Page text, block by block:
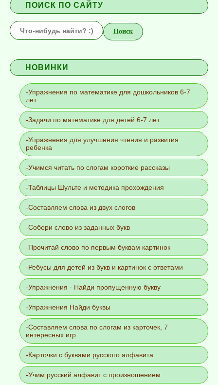
ПОИСК ПО САЙТУ
НОВИНКИ
Упражнения по математике для дошкольников 6-7
лет
Задачи по математике для детей 6-7 лет
Упражнения для улучшения чтения и развития
ребенка
Учимся читать по слогам короткие рассказы
Таблицы Шульте и методика прохождения
Составляем слова из двух слогов
Собери слово из заданных букв
Прочитай слово по первым буквам картинок
Ребусы для детей из букв и картинок с ответами
Упражнения - Найди пропущенную букву
Упражнения Найди буквы
Составляем слова по слогам из карточек, 7
интересных игр
Карточки с буквами русского алфавита
Учим русский алфавит с произношением